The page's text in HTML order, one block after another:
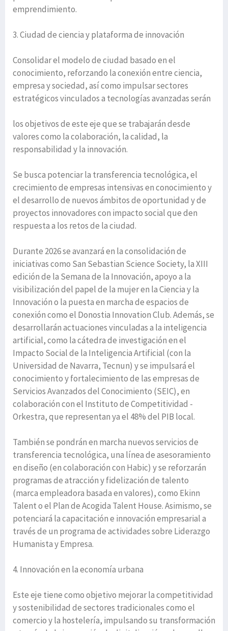
emprendimiento.
3. Ciudad de ciencia y plataforma de innovación
Consolidar el modelo de ciudad basado en el
conocimiento, reforzando la conexión entre ciencia,
empresa y sociedad, así como impulsar sectores
estratégicos vinculados a tecnologías avanzadas serán
los objetivos de este eje que se trabajarán desde
valores como la colaboración, la calidad, la
responsabilidad y la innovación.
Se busca potenciar la transferencia tecnológica, el
crecimiento de empresas intensivas en conocimiento y
el desarrollo de nuevos ámbitos de oportunidad y de
proyectos innovadores con impacto social que den
respuesta a los retos de la ciudad.
Durante 2026 se avanzará en la consolidación de
iniciativas como San Sebastian Science Society, la XIII
edición de la Semana de la Innovación, apoyo a la
visibilización del papel de la mujer en la Ciencia y la
Innovación o la puesta en marcha de espacios de
conexión como el Donostia Innovation Club. Además, se
desarrollarán actuaciones vinculadas a la inteligencia
artificial, como la cátedra de investigación en el
Impacto Social de la Inteligencia Artificial (con la
Universidad de Navarra, Tecnun) y se impulsará el
conocimiento y fortalecimiento de las empresas de
Servicios Avanzados del Conocimiento (SEIC), en
colaboración con el Instituto de Competitividad -
Orkestra, que representan ya el 48% del PIB local.
También se pondrán en marcha nuevos servicios de
transferencia tecnológica, una línea de asesoramiento
en diseño (en colaboración con Habic) y se reforzarán
programas de atracción y fidelización de talento
(marca empleadora basada en valores), como Ekinn
Talent o el Plan de Acogida Talent House. Asimismo, se
potenciará la capacitación e innovación empresarial a
través de un programa de actividades sobre Liderazgo
Humanista y Empresa.
4. Innovación en la economía urbana
Este eje tiene como objetivo mejorar la competitividad
y sostenibilidad de sectores tradicionales como el
comercio y la hostelería, impulsando su transformación